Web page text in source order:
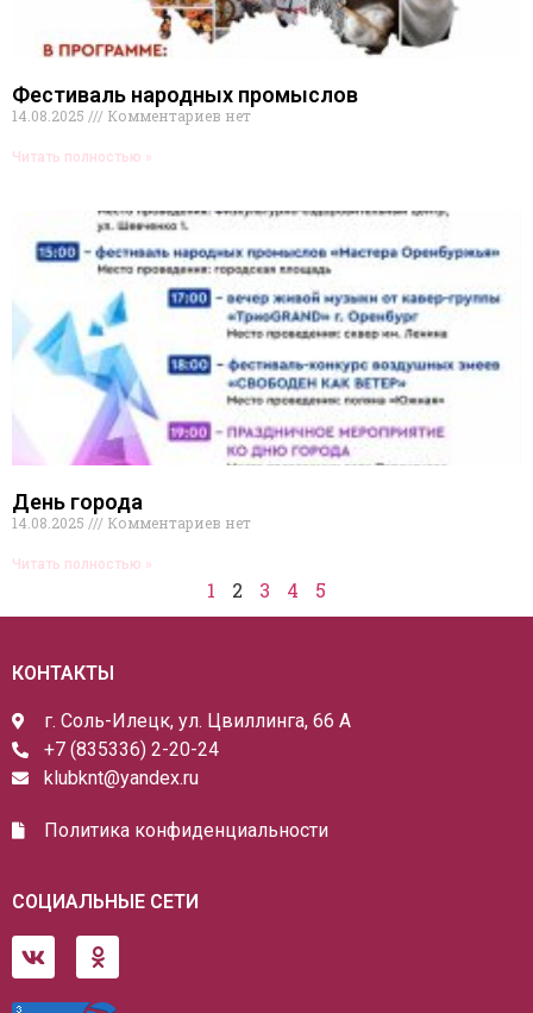
Фестиваль народных промыслов
14.08.2025 Комментариев нет
Читать полностью »
День города
14.08.2025 Комментариев нет
Читать полностью »
1 2 3 4 5
КОНТАКТЫ
г. Соль-Илецк, ул. Цвиллинга, 66 А
+7 (835336) 2-20-24
klubknt@yandex.ru
Политика конфиденциальности
СОЦИАЛЬНЫЕ СЕТИ